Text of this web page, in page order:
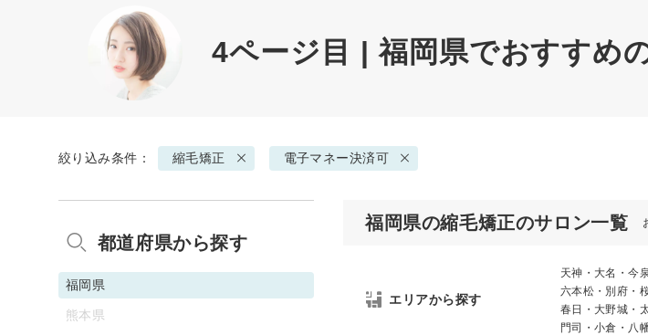
4ページ目 | 福岡県でおすすめ
絞り込み条件： 縮毛矯正 電子マネー決済可
福岡県の縮毛矯正のサロン一覧
エリアから探す
天神・大名・今
六本松・別府・
春日・大野城・
門司・小倉・八
都道府県から探す
福岡県
熊本県